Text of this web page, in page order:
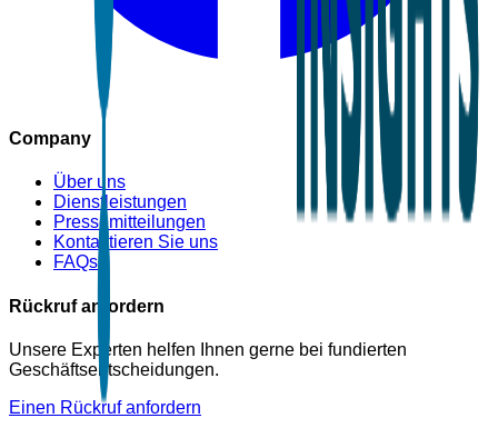
Company
Über uns
Dienstleistungen
Pressemitteilungen
Kontaktieren Sie uns
FAQs
Rückruf anfordern
Unsere Experten helfen Ihnen gerne bei fundierten
Geschäftsentscheidungen.
Einen Rückruf anfordern